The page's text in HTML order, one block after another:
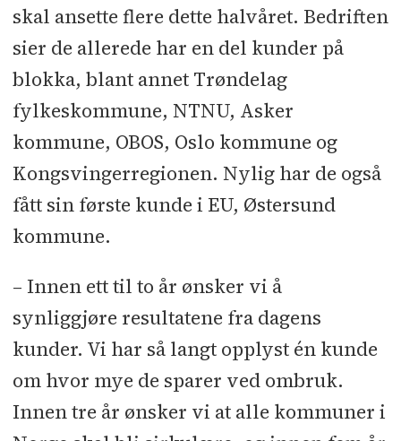
skal ansette flere dette halvåret. Bedriften
sier de allerede har en del kunder på
blokka, blant annet Trøndelag
fylkeskommune, NTNU, Asker
kommune, OBOS, Oslo kommune og
Kongsvingerregionen. Nylig har de også
fått sin første kunde i EU, Østersund
kommune.
– Innen ett til to år ønsker vi å
synliggjøre resultatene fra dagens
kunder. Vi har så langt opplyst én kunde
om hvor mye de sparer ved ombruk.
Innen tre år ønsker vi at alle kommuner i